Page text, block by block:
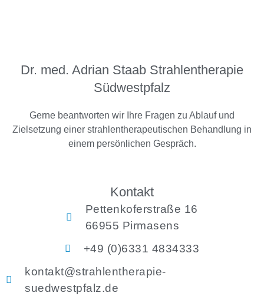
Dr. med. Adrian Staab Strahlentherapie
Südwestpfalz
Gerne beantworten wir Ihre Fragen zu Ablauf und
Zielsetzung einer strahlentherapeutischen Behandlung in
einem persönlichen Gespräch.
Kontakt
Pettenkoferstraße 16
66955 Pirmasens
+49 (0)6331 4834333
kontakt@strahlentherapie-
suedwestpfalz.de